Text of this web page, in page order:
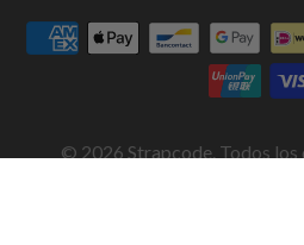
© 2026 Strapcode. Todos los